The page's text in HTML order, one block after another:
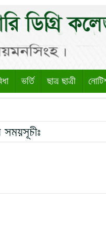
ভর্তি ছাত্র ছাত্রী
সময়সূচীঃ